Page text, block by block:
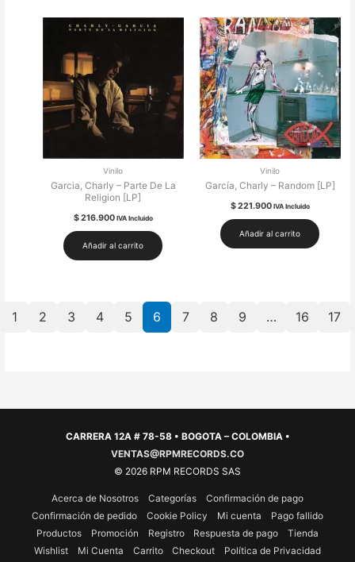
Vinilo
Garcia, Charly – Parte De La
Religion [LP]
$216.900 IVA Incluido
Añadir al carrito
Vinilo
García, Charly – Random [LP]
$221.900 IVA Incluido
Añadir al carrito
1 2 3 4 5 6 7 8 9 … 16 17
CARRERA 12A # 78-58 • BOGOTA – COLOMBIA •
VENTAS@RPMRECORDS.CO
© 2026 RPM RECORDS SAS
Acerca de Nosotros Categorías
Confirmación de pago
Confirmación de pedido
Cookie Policy Mi cuenta
Pago fallido
Productos
Promoción Registro Respuesta de pago
Tienda
Wishlist
Mi Cuenta Carrito Checkout
Política de Privacidad